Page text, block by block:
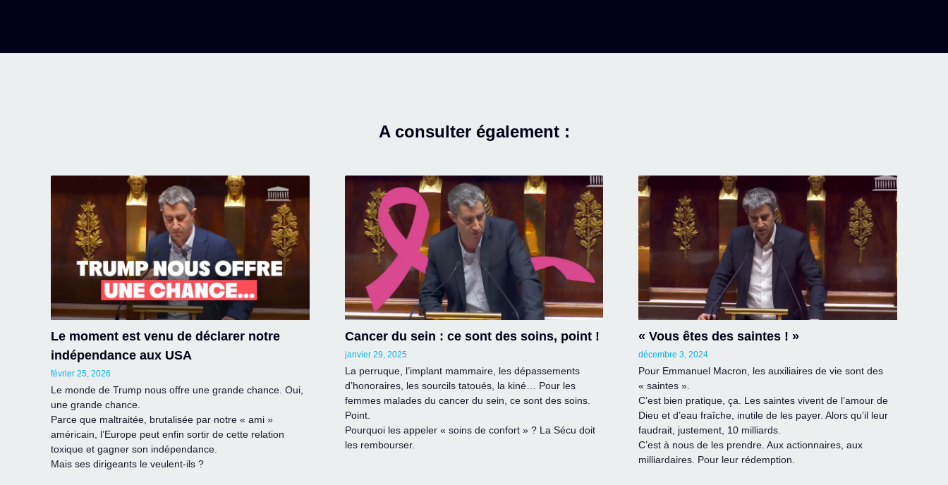
A consulter également :
Le moment est venu de déclarer notre
indépendance aux USA
février 25, 2026
Le monde de Trump nous offre une grande chance. Oui,
une grande chance.
Parce que maltraitée, brutalisée par notre « ami »
américain, l’Europe peut enfin sortir de cette relation
toxique et gagner son indépendance.
Mais ses dirigeants le veulent-ils ?
Cancer du sein : ce sont des soins, point !
janvier 29, 2025
La perruque, l’implant mammaire, les dépassements
d’honoraires, les sourcils tatoués, la kiné… Pour les
femmes malades du cancer du sein, ce sont des soins.
Point.
Pourquoi les appeler « soins de confort » ? La Sécu doit
les rembourser.
« Vous êtes des saintes ! »
décembre 3, 2024
Pour Emmanuel Macron, les auxiliaires de vie sont des
« saintes ».
C’est bien pratique, ça. Les saintes vivent de l’amour de
Dieu et d’eau fraîche, inutile de les payer. Alors qu’il leur
faudrait, justement, 10 milliards.
C’est à nous de les prendre. Aux actionnaires, aux
milliardaires. Pour leur rédemption.